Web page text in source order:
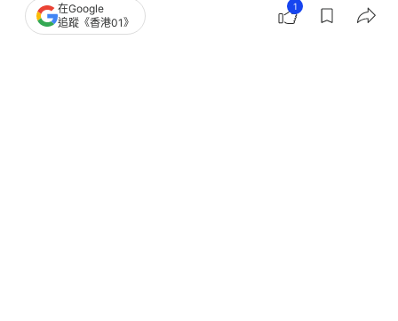
撰文：關穎賢
在Google
追蹤《香港01》
1